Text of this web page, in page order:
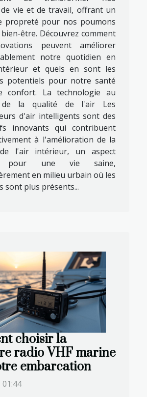
de vie et de travail, offrant un
propreté pour nos poumons
être. Découvrez comment
peuvent améliorer
notre quotidien en
et quels en sont les
potentiels pour notre santé
confort. La technologie au
de la qualité de l'air Les
d'air intelligents sont des
innovants qui contribuent
à l'amélioration de la
l'air intérieur, un aspect
pour une vie saine,
en milieu urbain où les
sont plus présents...
choisir la
radio VHF marine
embarcation